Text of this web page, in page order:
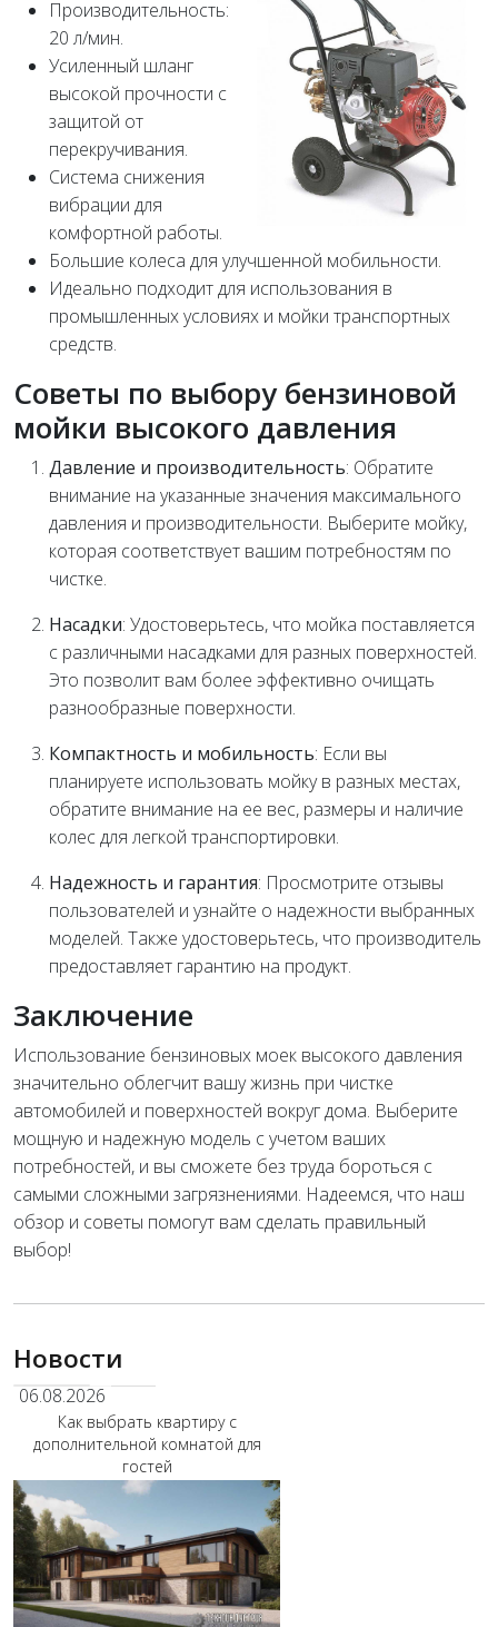
Производительность:
20 л/мин.
Усиленный шланг
высокой прочности с
защитой от
перекручивания.
Система снижения
вибрации для
комфортной работы.
Большие колеса для улучшенной мобильности.
Идеально подходит для использования в
промышленных условиях и мойки транспортных
средств.
Советы по выбору бензиновой
мойки высокого давления
Давление и производительность: Обратите
внимание на указанные значения максимального
давления и производительности. Выберите мойку,
которая соответствует вашим потребностям по
чистке.
Насадки: Удостоверьтесь, что мойка поставляется
с различными насадками для разных поверхностей.
Это позволит вам более эффективно очищать
разнообразные поверхности.
Компактность и мобильность: Если вы
планируете использовать мойку в разных местах,
обратите внимание на ее вес, размеры и наличие
колес для легкой транспортировки.
Надежность и гарантия: Просмотрите отзывы
пользователей и узнайте о надежности выбранных
моделей. Также удостоверьтесь, что производитель
предоставляет гарантию на продукт.
Заключение
Использование бензиновых моек высокого давления
значительно облегчит вашу жизнь при чистке
автомобилей и поверхностей вокруг дома. Выберите
мощную и надежную модель с учетом ваших
потребностей, и вы сможете без труда бороться с
самыми сложными загрязнениями. Надеемся, что наш
обзор и советы помогут вам сделать правильный
выбор!
Новости
06.08.2026
Как выбрать квартиру с
дополнительной комнатой для
гостей